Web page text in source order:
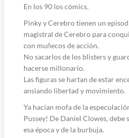
En los 90 los cómics.
Pinky y Cerebro tienen un
magistral de Cerebro para
con muñecos de acción.
No sacarlos de los blisters y
hacerse millonario.
Las figuras se hartan de estar
ansiando libertad y movimiento.
Ya hacían mofa de la
Pussey! De Daniel Clowes, debe
esa época y de la burbuja.